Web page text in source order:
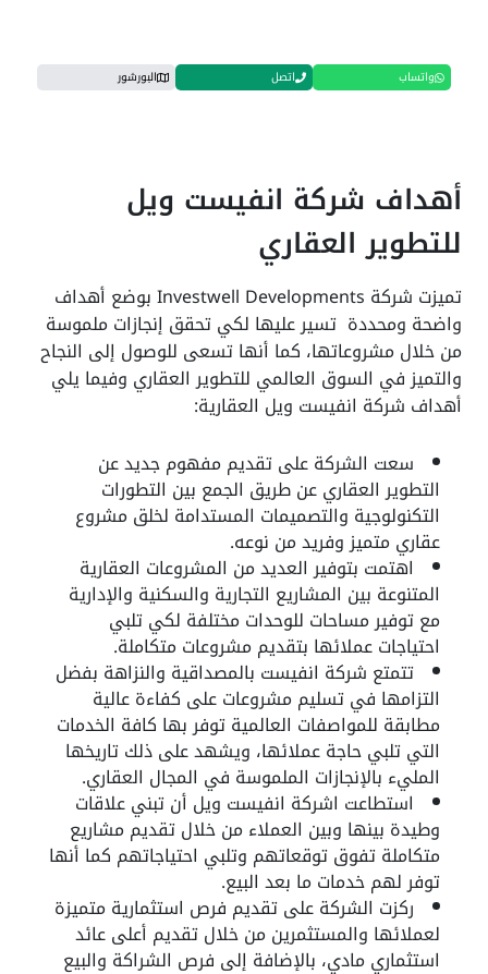
واتساب اتصل البورشور
أهداف شركة انفيست ويل
للتطوير العقاري
تميزت شركة Investwell Developments بوضع أهداف
واضحة ومحددة تسير عليها لكي تحقق إنجازات ملموسة
من خلال مشروعاتها، كما أنها تسعى للوصول إلى النجاح
والتميز في السوق العالمي للتطوير العقاري وفيما يلي
أهداف شركة انفيست ويل العقارية:
سعت الشركة على تقديم مفهوم جديد عن
التطوير العقاري عن طريق الجمع بين التطورات
التكنولوجية والتصميمات المستدامة لخلق مشروع
عقاري متميز وفريد من نوعه.
اهتمت بتوفير العديد من المشروعات العقارية
المتنوعة بين المشاريع التجارية والسكنية والإدارية
مع توفير مساحات للوحدات مختلفة لكي تلبي
احتياجات عملائها بتقديم مشروعات متكاملة.
تتمتع شركة انفيست بالمصداقية والنزاهة بفضل
التزامها في تسليم مشروعات على كفاءة عالية
مطابقة للمواصفات العالمية توفر بها كافة الخدمات
التي تلبي حاجة عملائها، ويشهد على ذلك تاريخها
المليء بالإنجازات الملموسة في المجال العقاري.
استطاعت اشركة انفيست ويل أن تبني علاقات
وطيدة بينها وبين العملاء من خلال تقديم مشاريع
متكاملة تفوق توقعاتهم وتلبي احتياجاتهم كما أنها
توفر لهم خدمات ما بعد البيع.
ركزت الشركة على تقديم فرص استثمارية متميزة
لعملائها والمستثمرين من خلال تقديم أعلى عائد
استثماري مادي، بالإضافة إلى فرص الشراكة والبيع